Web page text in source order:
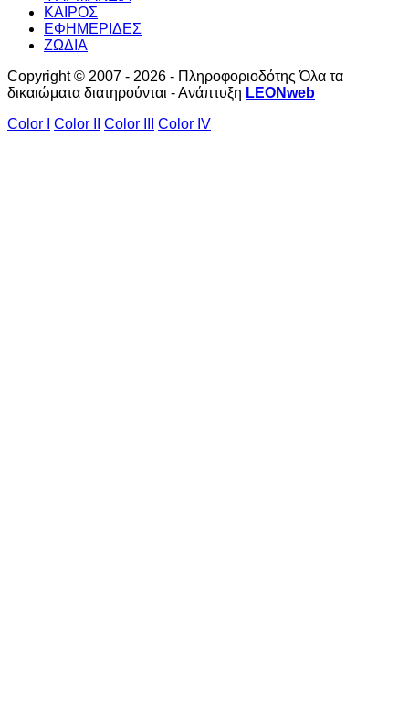
ΚΑΙΡΟΣ
ΕΦΗΜΕΡΙΔΕΣ
ΖΩΔΙΑ
Copyright © 2007 - 2026 - Πληροφοριοδότης Όλα τα
δικαιώματα διατηρούνται - Ανάπτυξη LEONweb
Color I
Color II Color III Color IV